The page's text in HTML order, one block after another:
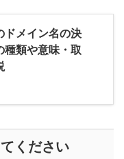
ドメイン名の決
種類や意味・取
ください